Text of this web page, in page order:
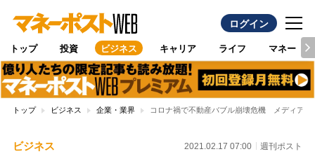
ログイン
トップ 投資 ビジネス キャリア ライフ マネー
トップ ビジネス 企業・業界 コロナ禍で不動産バブル崩壊危機 メディア、
ビジネス 2021.02.17 07:00 週刊ポスト